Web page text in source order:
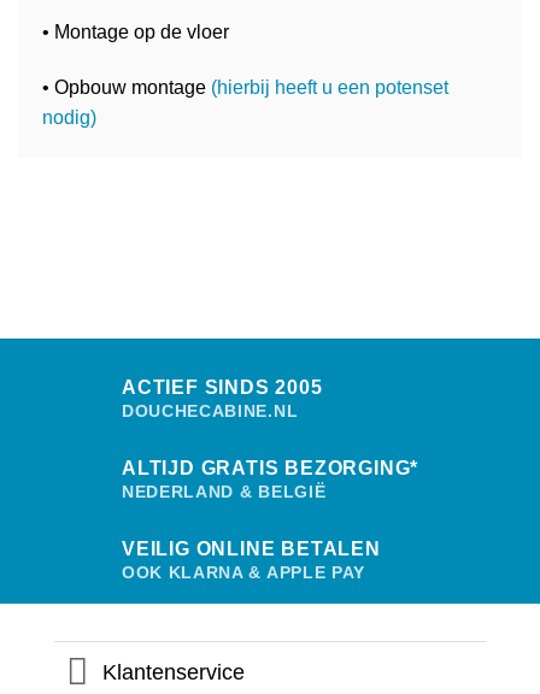
• Montage op de vloer
• Opbouw montage (hierbij heeft u een potenset
nodig)
ACTIEF SINDS 2005
DOUCHECABINE.NL
ALTIJD GRATIS BEZORGING*
NEDERLAND & BELGIË
VEILIG ONLINE BETALEN
OOK KLARNA & APPLE PAY
Klantenservice